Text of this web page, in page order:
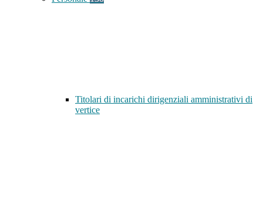
Titolari di incarichi dirigenziali amministrativi di
vertice